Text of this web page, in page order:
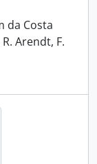
da Costa
Arendt, F.